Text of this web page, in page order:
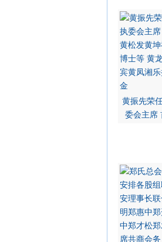
黄振先荣
委会主席